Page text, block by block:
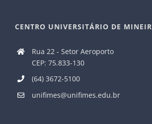
CENTRO UNIVERSITÁRIO DE
Rua 22 - Setor Aeroporto
CEP: 75.833-130
(64) 3672-5100
unifimes@unifimes.edu.br